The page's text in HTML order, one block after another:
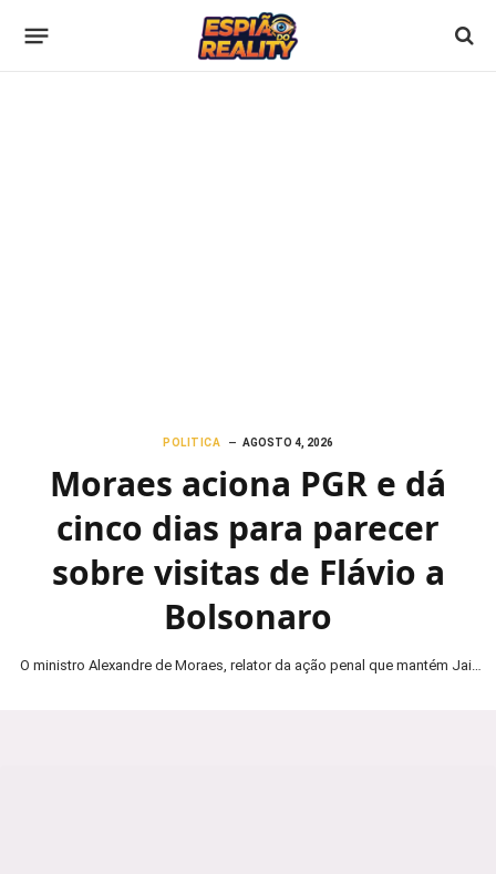
POLITICA AGOSTO 4, 2026
Moraes aciona PGR e dá
cinco dias para parecer
sobre visitas de Flávio a
Bolsonaro
O ministro Alexandre de Moraes, relator da ação penal que mantém Jair